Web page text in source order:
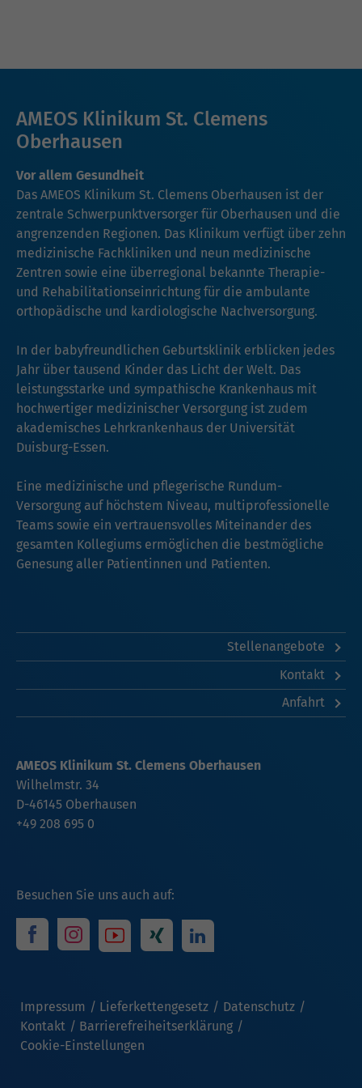
AMEOS Klinikum St. Clemens
Oberhausen
Vor allem Gesundheit
Das AMEOS Klinikum St. Clemens Oberhausen ist der
zentrale Schwerpunktversorger für Oberhausen und die
angrenzenden Regionen. Das Klinikum verfügt über zehn
medizinische Fachkliniken und neun medizinische
Zentren sowie eine überregional bekannte Therapie-
und Rehabilitationseinrichtung für die ambulante
orthopädische und kardiologische Nachversorgung.
In der babyfreundlichen Geburtsklinik erblicken jedes
Jahr über tausend Kinder das Licht der Welt. Das
leistungsstarke und sympathische Krankenhaus mit
hochwertiger medizinischer Versorgung ist zudem
akademisches Lehrkrankenhaus der Universität
Duisburg-Essen.
Eine medizinische und pflegerische Rundum-
Versorgung auf höchstem Niveau, multiprofessionelle
Teams sowie ein vertrauensvolles Miteinander des
gesamten Kollegiums ermöglichen die bestmögliche
Genesung aller Patientinnen und Patienten.
Stellenangebote
Kontakt
Anfahrt
Besuchen Sie uns auch auf:
Impressum Lieferkettengesetz
Datenschutz
Kontakt
Barrierefreiheitserklärung
Cookie-Einstellungen
AMEOS Klinikum St. Clemens Oberhausen
Wilhelmstr. 34
D-46145 Oberhausen
+49 208 695 0